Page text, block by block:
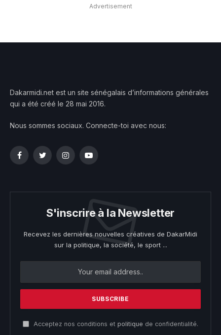
Advertisement
Dakarmidi.net est un site sénégalais d’informations générales
qui a été créé le 28 mai 2016.
Nous sommes sociaux. Connecte-toi avec nous:
FacebookTwitterInstagramYouTube
S'inscrire à la Newsletter
Recevez les dernières nouvelles créatives de DakarMidi
sur la politique, la société, le sport ...
Acceptez nos conditions et politique de confidentialité.